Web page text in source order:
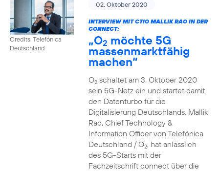
Credits: Telefónica
Deutschland
02. Oktober 2020
INTERVIEW MIT CTIO MALLIK RAO IN DER
CONNECT:
„O2 möchte 5G
massenmarktfähig
machen“
O2schaltet am 3. Oktober 2020
sein 5G-Netz ein und startet damit
den Datenturbo für die
Digitalisierung Deutschlands. Mallik
Rao, Chief Technology &
Information Officer von Telefónica
Deutschland / O2, hat anlässlich
des 5G-Starts mit der
Fachzeitschrift connect über die